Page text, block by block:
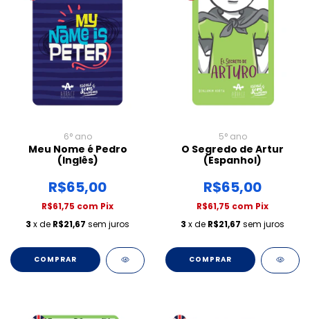
6° ano
Meu Nome é Pedro
(Inglês)
R$65,00
R$61,75 com Pix
3 x de R$21,67 sem juros
COMPRAR
5° ano
O Segredo de Artur
(Espanhol)
R$65,00
R$61,75 com Pix
3 x de R$21,67 sem juros
COMPRAR